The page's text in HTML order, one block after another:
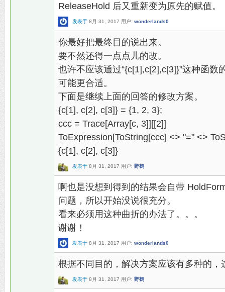
ReleaseHold 后又重新变为原先的赋值。
发表于 8月 31, 2017 用户: wonderlands0
你最好把最终目的说出来。
要不然还得一点点儿的改。
也许不应该通过“{c[1],c[2],c[3]}”这种函
可能更合适。
下面是继续上面的回答的修改方案。
{c[1], c[2], c[3]} = {1, 2, 3};
ccc = Trace[Array[c, 3]][[2]]
ToExpression[ToString[ccc] <> "=" <>
{c[1], c[2], c[3]}
发表于 8月 31, 2017 用户: 野鹤
啊也是没想到得到的结果会自带
问题，所以开始没说很充分。
看来必须用这种曲折的办法了。。。
谢谢！
发表于 8月 31, 2017 用户: wonderlands0
根据不同目的，解决方案应该有多种的，
发表于 8月 31, 2017 用户: 野鹤